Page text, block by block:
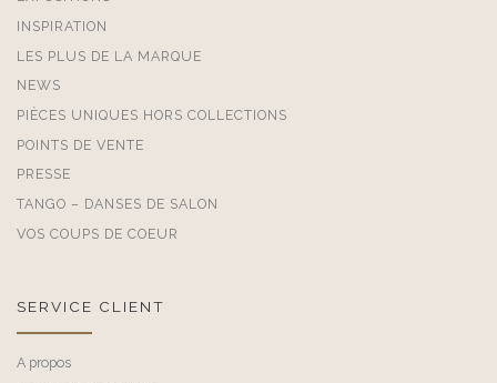
INSPIRATION
LES PLUS DE LA MARQUE
NEWS
PIÈCES UNIQUES HORS COLLECTIONS
POINTS DE VENTE
PRESSE
TANGO – DANSES DE SALON
VOS COUPS DE COEUR
SERVICE CLIENT
A propos